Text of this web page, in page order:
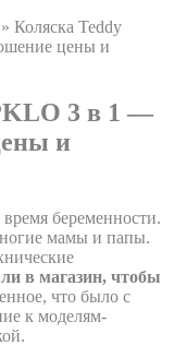
» Коляска Teddy
цены и
3 в 1 —
и
беременности.
мамы и папы.
в магазин, чтобы
что было с
к моделям-